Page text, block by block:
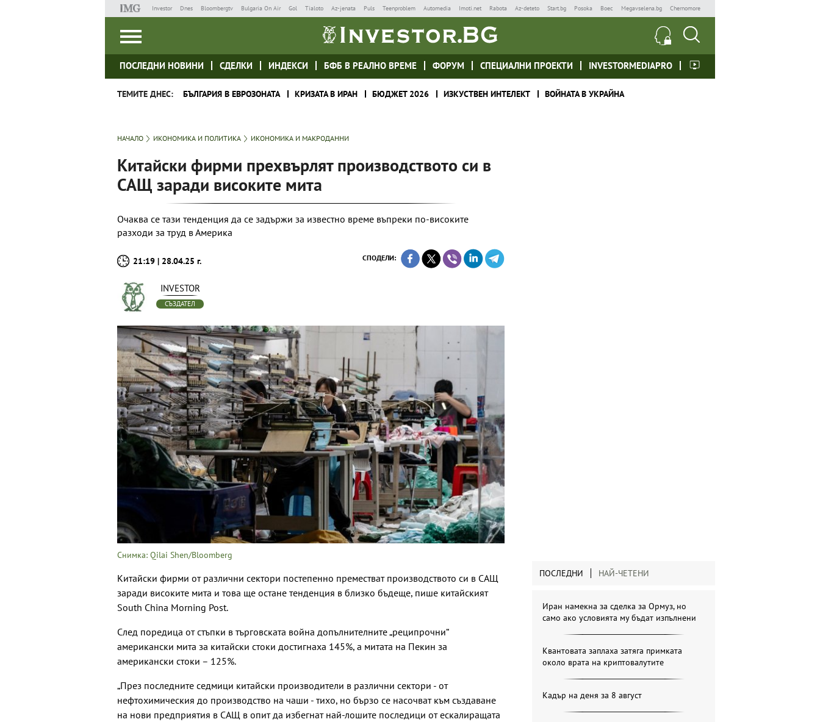
Investor Dnes Bloombergtv Bulgaria On Air Gol Tialoto Az-jenata Puls Teenproblem Automedia Imoti.net Rabota Az-deteto Start.bg Posoka Boec Megavselena.bg Chernomore
ПОСЛЕДНИ НОВИНИ СДЕЛКИ ИНДЕКСИ БФБ В РЕАЛНО ВРЕМЕ ФОРУМ СПЕЦИАЛНИ ПРОЕКТИ INVESTORMEDIAPRO
ТЕМИТЕ ДНЕС: БЪЛГАРИЯ В ЕВРОЗОНАТА КРИЗАТА В ИРАН БЮДЖЕТ 2026 ИЗКУСТВЕН ИНТЕЛЕКТ ВОЙНАТА В УКРАЙНА
НАЧАЛО ИКОНОМИКА И ПОЛИТИКА ИКОНОМИКА И МАКРОДАННИ
Китайски фирми прехвърлят производството си в
САЩ заради високите мита
Очаква се тази тенденция да се задържи за известно време въпреки по-високите
разходи за труд в Америка
21:19 | 28.04.25 г. СПОДЕЛИ:
INVESTOR
СЪЗДАТЕЛ
Снимка: Qilai Shen/Bloomberg
Китайски фирми от различни сектори постепенно преместват производството си в САЩ
заради високите мита и това ще остане тенденция в близко бъдеще, пише китайският
South China Morning Post.
След поредица от стъпки в търговската война допълнителните „реципрочни“
американски мита за китайски стоки достигнаха 145%, а митата на Пекин за
американски стоки – 125%.
„През последните седмици китайски производители в различни сектори - от
нефтохимическия до производство на чаши - тихо, но бързо се насочват към създаване
на нови предприятия в САЩ в опит да избегнат най-лошите последици от ескалиращата
ПОСЛЕДНИ НАЙ-ЧЕТЕНИ
Иран намекна за сделка за Ормуз, но
само ако условията му бъдат изпълнени
Квантовата заплаха затяга примката
около врата на криптовалутите
Кадър на деня за 8 август